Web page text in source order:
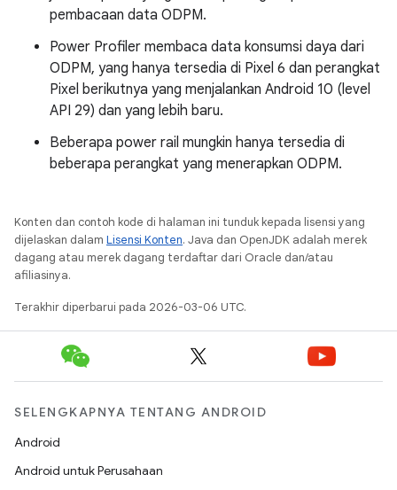
pembacaan data ODPM.
Power Profiler membaca data konsumsi daya dari
ODPM, yang hanya tersedia di Pixel 6 dan perangkat
Pixel berikutnya yang menjalankan Android 10 (level
API 29) dan yang lebih baru.
Beberapa power rail mungkin hanya tersedia di
beberapa perangkat yang menerapkan ODPM.
Konten dan contoh kode di halaman ini tunduk kepada lisensi yang
dijelaskan dalam Lisensi Konten. Java dan OpenJDK adalah merek
dagang atau merek dagang terdaftar dari Oracle dan/atau
afiliasinya.
Terakhir diperbarui pada 2026-03-06 UTC.
SELENGKAPNYA TENTANG ANDROID
Android
Android untuk Perusahaan